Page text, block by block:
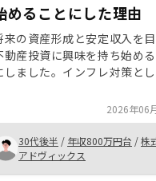
めることにした理由
来の資産形成と安定収入を
動産投資に興味を持ち始め
しました。インフレ対策と
立地や需要の安定性を確認し
購入を決断しました。自分
からの紹介で始めましたが、
に相談できる相手がいると良
います。
2026年06
30代後半 / 年収800万円台 /株
アドヴィックス